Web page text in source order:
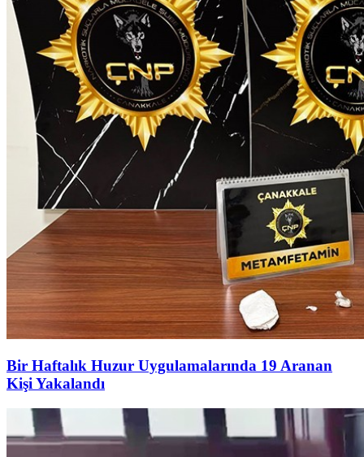
Bir Haftalık Huzur Uygulamalarında 19 Aranan
Kişi Yakalandı